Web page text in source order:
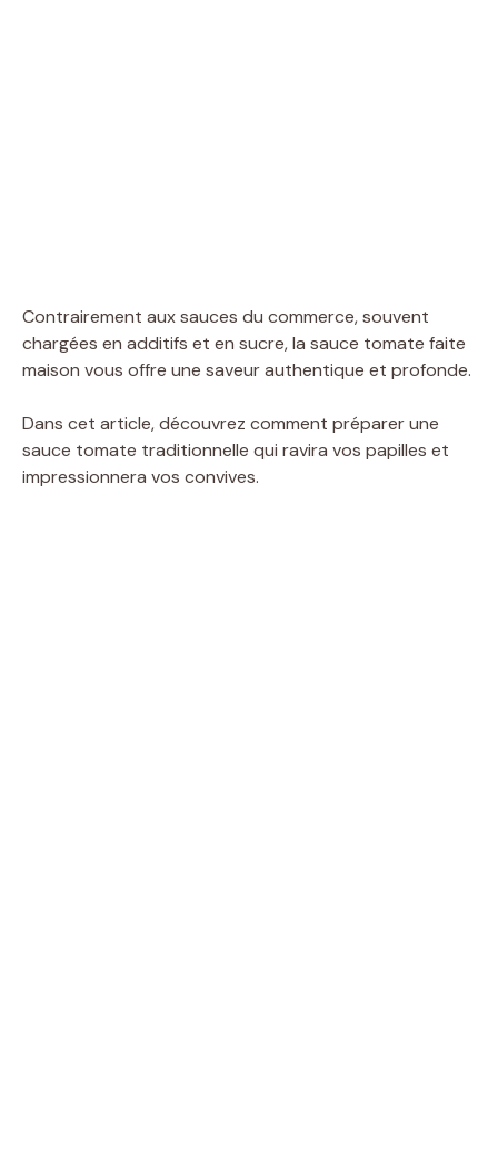
Contrairement aux sauces du commerce, souvent
chargées en additifs et en sucre, la sauce tomate faite
maison vous offre une saveur authentique et profonde.
Dans cet article, découvrez comment préparer une
sauce tomate traditionnelle qui ravira vos papilles et
impressionnera vos convives.